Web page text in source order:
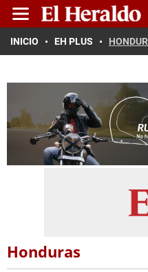
INICIO EH PLUS
Honduras